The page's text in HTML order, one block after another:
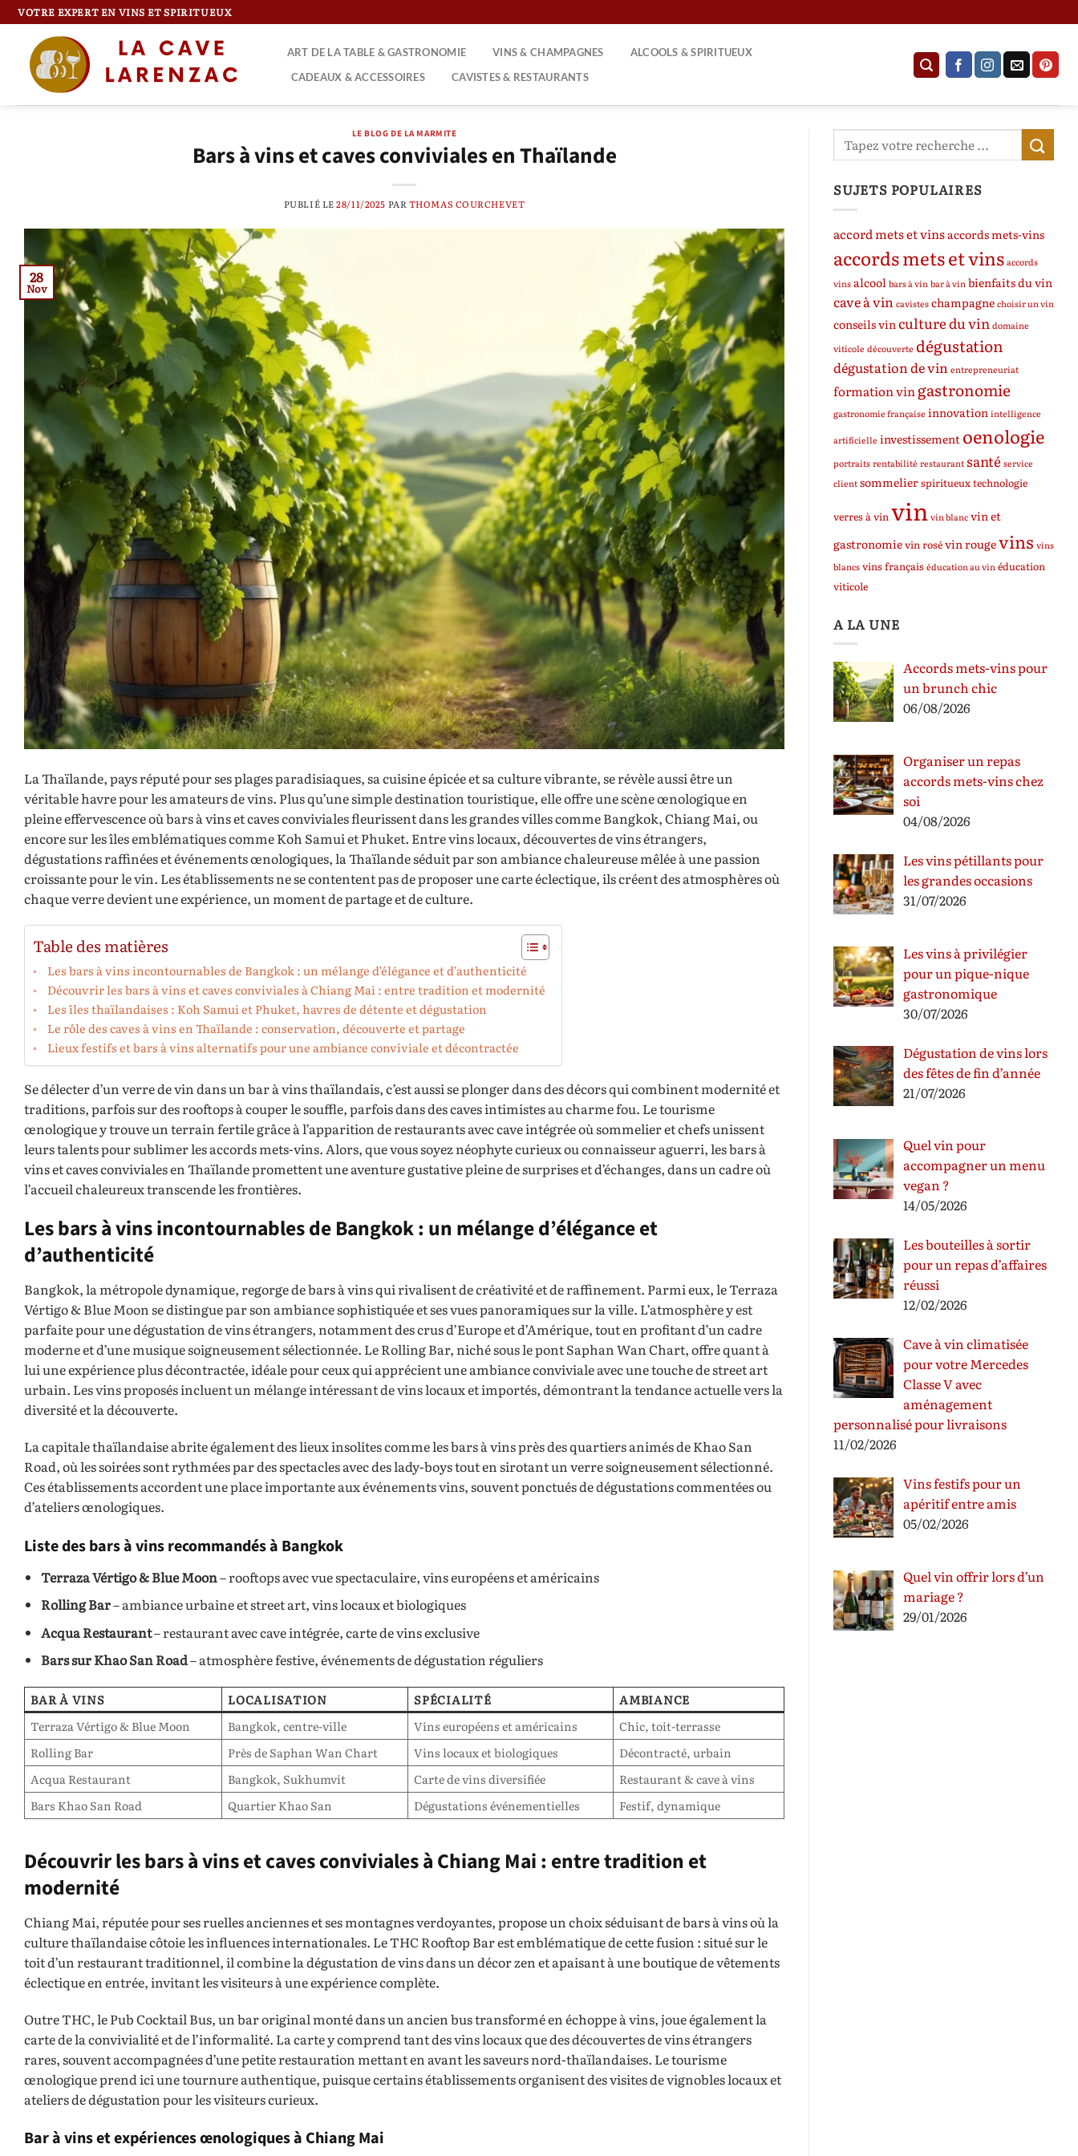
Passer
au
contenu
VOTRE EXPERT EN VINS ET SPIRITUEUX
ART DE LA TABLE & GASTRONOMIE VINS & CHAMPAGNES
ALCOOLS & SPIRITUEUX
CADEAUX & ACCESSOIRES
CAVISTES & RESTAURANTS
LE BLOG DE LA MARMITE
Bars à vins et caves conviviales en Thaïlande
PUBLIÉ LE28/11/2025 PAR THOMAS COURCHEVET
28
Nov
La Thaïlande, pays réputé pour ses plages paradisiaques, sa cuisine épicée et sa culture vibrante, se révèle aussi être un
véritable havre pour les amateurs de vins. Plus qu’une simple destination touristique, elle offre une scène œnologique en
pleine effervescence où bars à vins et caves conviviales fleurissent dans les grandes villes comme Bangkok, Chiang Mai, ou
encore sur les îles emblématiques comme Koh Samui et Phuket. Entre vins locaux, découvertes de vins étrangers,
dégustations raffinées et événements œnologiques, la Thaïlande séduit par son ambiance chaleureuse mêlée à une passion
croissante pour le vin. Les établissements ne se contentent pas de proposer une carte éclectique, ils créent des atmosphères où
chaque verre devient une expérience, un moment de partage et de culture.
Table des matières
Les bars à vins incontournables de Bangkok : un mélange d’élégance et d’authenticité
Découvrir les bars à vins et caves conviviales à Chiang Mai : entre tradition et modernité
Les îles thaïlandaises : Koh Samui et Phuket, havres de détente et dégustation
Le rôle des caves à vins en Thaïlande : conservation, découverte et partage
Lieux festifs et bars à vins alternatifs pour une ambiance conviviale et décontractée
Se délecter d’un verre de vin dans un bar à vins thaïlandais, c’est aussi se plonger dans des décors qui combinent modernité et
traditions, parfois sur des rooftops à couper le souffle, parfois dans des caves intimistes au charme fou. Le tourisme
œnologique y trouve un terrain fertile grâce à l’apparition de restaurants avec cave intégrée où sommelier et chefs unissent
leurs talents pour sublimer les accords mets-vins. Alors, que vous soyez néophyte curieux ou connaisseur aguerri, les bars à
vins et caves conviviales en Thaïlande promettent une aventure gustative pleine de surprises et d’échanges, dans un cadre où
l’accueil chaleureux transcende les frontières.
Les bars à vins incontournables de Bangkok : un mélange d’élégance et
d’authenticité
Bangkok, la métropole dynamique, regorge de bars à vins qui rivalisent de créativité et de raffinement. Parmi eux, le Terraza
Vértigo & Blue Moon se distingue par son ambiance sophistiquée et ses vues panoramiques sur la ville. L’atmosphère y est
parfaite pour une dégustation de vins étrangers, notamment des crus d’Europe et d’Amérique, tout en profitant d’un cadre
moderne et d’une musique soigneusement sélectionnée. Le Rolling Bar, niché sous le pont Saphan Wan Chart, offre quant à
lui une expérience plus décontractée, idéale pour ceux qui apprécient une ambiance conviviale avec une touche de street art
urbain. Les vins proposés incluent un mélange intéressant de vins locaux et importés, démontrant la tendance actuelle vers la
diversité et la découverte.
La capitale thaïlandaise abrite également des lieux insolites comme les bars à vins près des quartiers animés de Khao San
Road, où les soirées sont rythmées par des spectacles avec des lady-boys tout en sirotant un verre soigneusement sélectionné.
Ces établissements accordent une place importante aux événements vins, souvent ponctués de dégustations commentées ou
d’ateliers œnologiques.
Liste des bars à vins recommandés à Bangkok
Terraza Vértigo & Blue Moon– rooftops avec vue spectaculaire, vins européens et américains
Rolling Bar– ambiance urbaine et street art, vins locaux et biologiques
Acqua Restaurant– restaurant avec cave intégrée, carte de vins exclusive
Bars sur Khao San Road– atmosphère festive, événements de dégustation réguliers
BAR À VINS LOCALISATION SPÉCIALITÉ
AMBIANCE
Terraza Vértigo & Blue Moon
Bangkok, centre-ville Vins européens et américains
Chic, toit-terrasse
Rolling Bar
Près de Saphan Wan Chart Vins locaux et biologiques
Décontracté, urbain
Acqua Restaurant
Bangkok, Sukhumvit Carte de vins diversifiée
Restaurant & cave à vins
Bars Khao San Road
Quartier Khao San Dégustations événementielles Festif, dynamique
Découvrir les bars à vins et caves conviviales à Chiang Mai : entre tradition et
modernité
Chiang Mai, réputée pour ses ruelles anciennes et ses montagnes verdoyantes, propose un choix séduisant de bars à vins où la
culture thaïlandaise côtoie les influences internationales. Le THC Rooftop Bar est emblématique de cette fusion : situé sur le
toit d’un restaurant traditionnel, il combine la dégustation de vins dans un décor zen et apaisant à une boutique de vêtements
éclectique en entrée, invitant les visiteurs à une expérience complète.
Outre THC, le Pub Cocktail Bus, un bar original monté dans un ancien bus transformé en échoppe à vins, joue également la
carte de la convivialité et de l’informalité. La carte y comprend tant des vins locaux que des découvertes de vins étrangers
rares, souvent accompagnées d’une petite restauration mettant en avant les saveurs nord-thaïlandaises. Le tourisme
œnologique prend ici une tournure authentique, puisque certains établissements organisent des visites de vignobles locaux et
ateliers de dégustation pour les visiteurs curieux.
Bar à vins et expériences œnologiques à Chiang Mai
SUJETS POPULAIRES
accord mets et vinsaccords mets-vins
accords mets et vinsaccords
vinsalcool bars à vin bar à vin bienfaits du vin
cave à vin cavisteschampagnechoisir un vin
conseils vin culture du vin domaine
viticole découverte dégustation
dégustation de vin entrepreneuriat
formation vin gastronomie
gastronomie française innovation intelligence
artificielle investissement oenologie
portraitsrentabilité restaurantsanté service
clientsommelierspiritueuxtechnologie
verres à vin vinvin blancvin et
gastronomievin rosévin rougevins vins
blancsvins françaiséducation au vin éducation
viticole
A LA UNE
Accords mets-vins pour
un brunch chic
06/08/2026
Organiser un repas
accords mets-vins chez
soi
04/08/2026
Les vins pétillants pour
les grandes occasions
31/07/2026
Les vins à privilégier
pour un pique-nique
gastronomique
30/07/2026
Dégustation de vins lors
des fêtes de fin d’année
21/07/2026
Quel vin pour
accompagner un menu
vegan ?
14/05/2026
Les bouteilles à sortir
pour un repas d’affaires
réussi
12/02/2026
Cave à vin climatisée
pour votre Mercedes
Classe V avec
aménagement
personnalisé pour livraisons
11/02/2026
Vins festifs pour un
apéritif entre amis
05/02/2026
Quel vin offrir lors d’un
mariage ?
29/01/2026